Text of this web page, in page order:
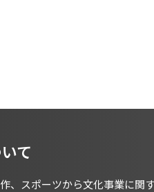
て
、スポーツから文化事業に関